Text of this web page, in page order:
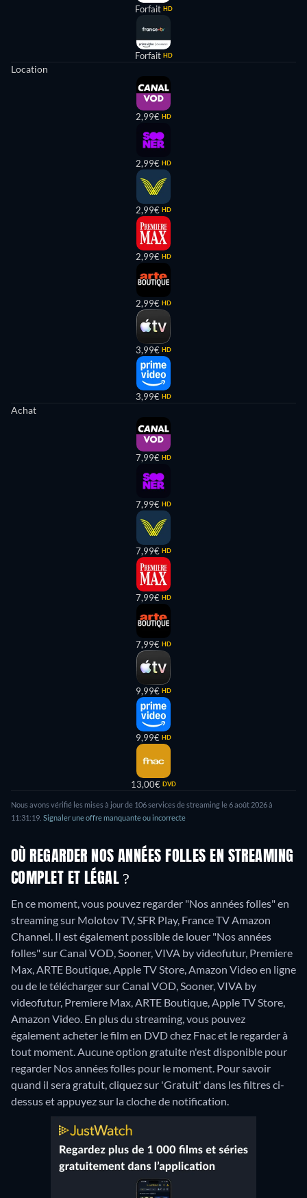
Forfait HD
Forfait HD
Location
2,99€ HD
2,99€ HD
2,99€ HD
2,99€ HD
2,99€ HD
3,99€ HD
3,99€ HD
Achat
7,99€ HD
7,99€ HD
7,99€ HD
7,99€ HD
7,99€ HD
9,99€ HD
9,99€ HD
13,00€ DVD
Nous avons vérifié les mises à jour de 106 services de streaming le 6 août 2026 à
11:31:19. Signaler une offre manquante ou incorrecte
OÙ REGARDER NOS ANNÉES FOLLES EN STREAMING
COMPLET ET LÉGAL ?
En ce moment, vous pouvez regarder "Nos années folles" en
streaming sur Molotov TV, SFR Play, France TV Amazon
Channel. Il est également possible de louer "Nos années
folles" sur Canal VOD, Sooner, VIVA by videofutur, Premiere
Max, ARTE Boutique, Apple TV Store, Amazon Video en ligne
ou de le télécharger sur Canal VOD, Sooner, VIVA by
videofutur, Premiere Max, ARTE Boutique, Apple TV Store,
Amazon Video. En plus du streaming, vous pouvez
également acheter le film en DVD chez Fnac et le regarder à
tout moment.Aucune option gratuite n'est disponible pour
regarder Nos années folles pour le moment. Pour savoir
quand il sera gratuit, cliquez sur 'Gratuit' dans les filtres ci-
dessus et appuyez sur la cloche de notification.